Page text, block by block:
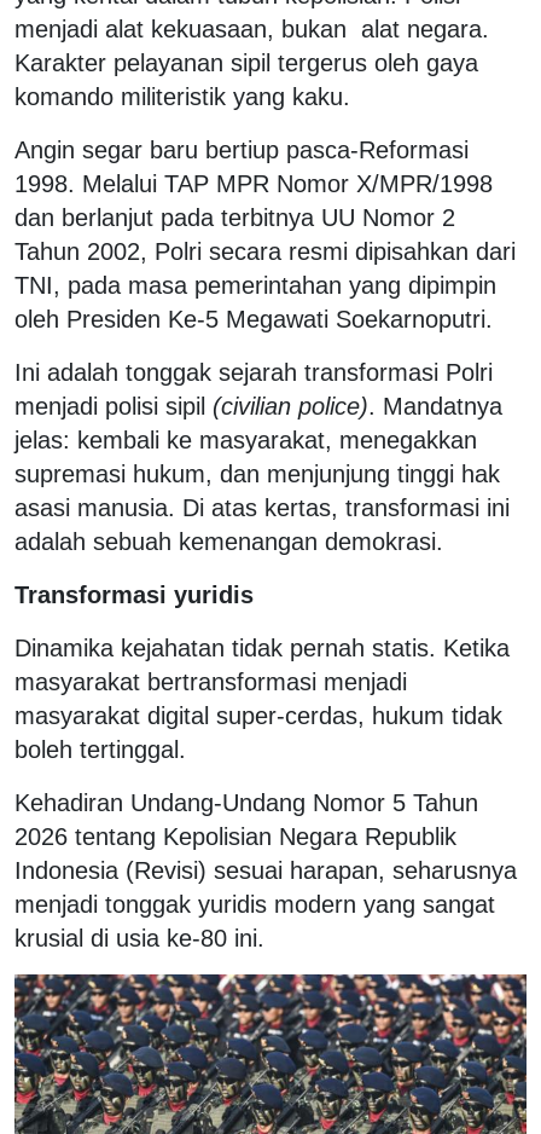
menjadi alat kekuasaan, bukan alat negara.
Karakter pelayanan sipil tergerus oleh gaya
komando militeristik yang kaku.
Angin segar baru bertiup pasca-Reformasi
1998. Melalui TAP MPR Nomor X/MPR/1998
dan berlanjut pada terbitnya UU Nomor 2
Tahun 2002, Polri secara resmi dipisahkan dari
TNI, pada masa pemerintahan yang dipimpin
oleh Presiden Ke-5 Megawati Soekarnoputri.
Ini adalah tonggak sejarah transformasi Polri
menjadi polisi sipil (civilian police). Mandatnya
jelas: kembali ke masyarakat, menegakkan
supremasi hukum, dan menjunjung tinggi hak
asasi manusia. Di atas kertas, transformasi ini
adalah sebuah kemenangan demokrasi.
Transformasi yuridis
Dinamika kejahatan tidak pernah statis. Ketika
masyarakat bertransformasi menjadi
masyarakat digital super-cerdas, hukum tidak
boleh tertinggal.
Kehadiran Undang-Undang Nomor 5 Tahun
2026 tentang Kepolisian Negara Republik
Indonesia (Revisi) sesuai harapan, seharusnya
menjadi tonggak yuridis modern yang sangat
krusial di usia ke-80 ini.